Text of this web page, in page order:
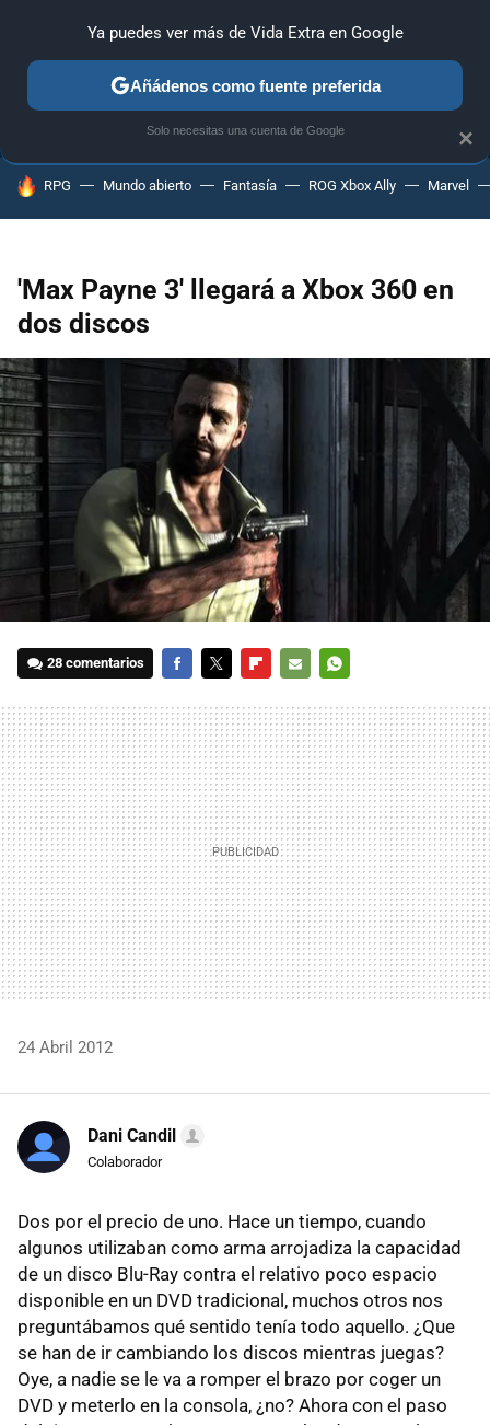
ANÁLISIS GUÍAS Y TRUCOS PC SONY NINTENDO
HOY SE HABLA DE
RPG Mundo abierto Fantasía ROG Xbox Ally Marvel
'Max Payne 3' llegará a Xbox 360 en
dos discos
28 comentarios
MAIL
24 Abril 2012
Dani Candil
Colaborador
Dos por el precio de uno. Hace un tiempo, cuando
algunos utilizaban como arma arrojadiza la capacidad
de un disco Blu-Ray contra el relativo poco espacio
disponible en un DVD tradicional, muchos otros nos
preguntábamos qué sentido tenía todo aquello. ¿Que
se han de ir cambiando los discos mientras juegas?
Oye, a nadie se le va a romper el brazo por coger un
DVD y meterlo en la consola, ¿no? Ahora con el paso
×
Ya puedes ver más de Vida Extra en Google
Añádenos como fuente preferida
Solo necesitas una cuenta de Google